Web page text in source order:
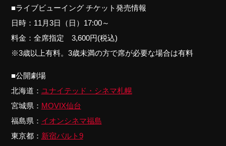
■ライブビューイング チケット発売情報
日時：11月3日（日）17:00～
料金：全席指定 3,600円(税込)
※3歳以上有料。3歳未満の方で席が必要な場合は有料
■公開劇場
北海道： ユナイテッド・シネマ札幌
宮城県： MOVIX仙台
福島県： イオンシネマ福島
東京都： 新宿バルト9